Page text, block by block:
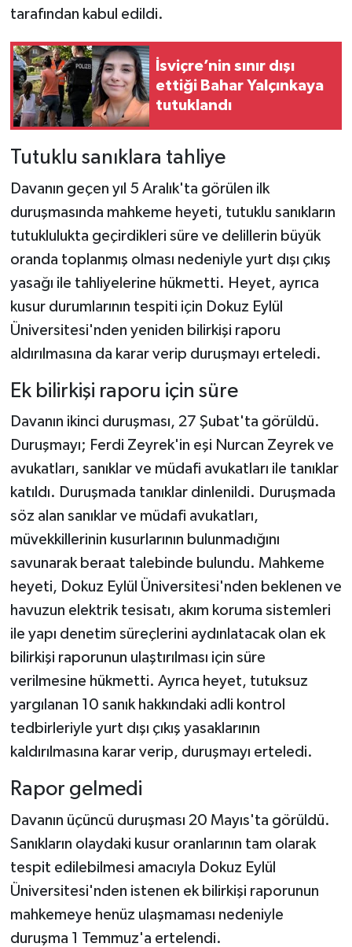
tarafından kabul edildi.
İsviçre’nin sınır dışı
ettiği Bahar Yalçınkaya
tutuklandı
Tutuklu sanıklara tahliye
Davanın geçen yıl 5 Aralık'ta görülen ilk
duruşmasında mahkeme heyeti, tutuklu sanıkların
tutuklulukta geçirdikleri süre ve delillerin büyük
oranda toplanmış olması nedeniyle yurt dışı çıkış
yasağı ile tahliyelerine hükmetti. Heyet, ayrıca
kusur durumlarının tespiti için Dokuz Eylül
Üniversitesi'nden yeniden bilirkişi raporu
aldırılmasına da karar verip duruşmayı erteledi.
Ek bilirkişi raporu için süre
Davanın ikinci duruşması, 27 Şubat'ta görüldü.
Duruşmayı; Ferdi Zeyrek'in eşi Nurcan Zeyrek ve
avukatları, sanıklar ve müdafi avukatları ile tanıklar
katıldı. Duruşmada tanıklar dinlenildi. Duruşmada
söz alan sanıklar ve müdafi avukatları,
müvekkillerinin kusurlarının bulunmadığını
savunarak beraat talebinde bulundu. Mahkeme
heyeti, Dokuz Eylül Üniversitesi'nden beklenen ve
havuzun elektrik tesisatı, akım koruma sistemleri
ile yapı denetim süreçlerini aydınlatacak olan ek
bilirkişi raporunun ulaştırılması için süre
verilmesine hükmetti. Ayrıca heyet, tutuksuz
yargılanan 10 sanık hakkındaki adli kontrol
tedbirleriyle yurt dışı çıkış yasaklarının
kaldırılmasına karar verip, duruşmayı erteledi.
Rapor gelmedi
Davanın üçüncü duruşması 20 Mayıs'ta görüldü.
Sanıkların olaydaki kusur oranlarının tam olarak
tespit edilebilmesi amacıyla Dokuz Eylül
Üniversitesi'nden istenen ek bilirkişi raporunun
mahkemeye henüz ulaşmaması nedeniyle
duruşma 1 Temmuz'a ertelendi.